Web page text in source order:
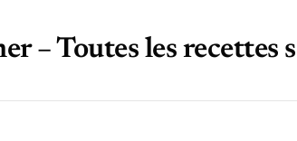
– Toutes les recettes